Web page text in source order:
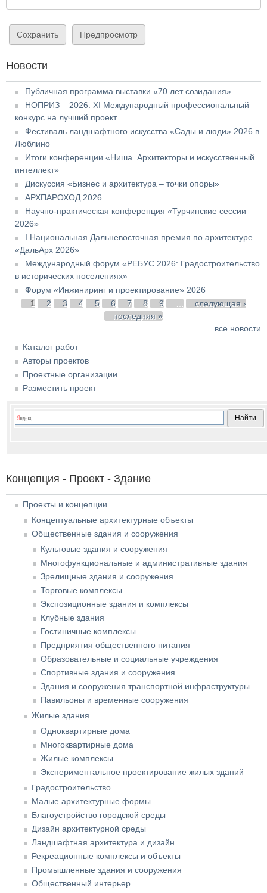
Новости
Публичная программа выставки «70 лет созидания»
НОПРИЗ – 2026: XI Международный профессиональный
конкурс на лучший проект
Фестиваль ландшафтного искусства «Сады и люди» 2026 в
Люблино
Итоги конференции «Ниша. Архитекторы и искусственный
интеллект»
Дискуссия «Бизнес и архитектура – точки опоры»
АРХПАРОХОД 2026
Научно-практическая конференция «Турчинские сессии
2026»
I Национальная Дальневосточная премия по архитектуре
«ДальАрх 2026»
Международный форум «РЕБУС 2026: Градостроительство
в исторических поселениях»
Форум «Инжиниринг и проектирование» 2026
Страницы
1 2 3 4 5 6 7 8 9 …
следующая ›
последняя »
все новости
Каталог работ
Авторы проектов
Проектные организации
Разместить проект
Концепция - Проект - Здание
Проекты и концепции
Концептуальные архитектурные объекты
Общественные здания и сооружения
Культовые здания и сооружения
Многофункциональные и административные здания
Зрелищные здания и сооружения
Торговые комплексы
Экспозиционные здания и комплексы
Клубные здания
Гостиничные комплексы
Предприятия общественного питания
Образовательные и социальные учреждения
Спортивные здания и сооружения
Здания и сооружения транспортной инфраструктуры
Павильоны и временные сооружения
Жилые здания
Одноквартирные дома
Многоквартирные дома
Жилые комплексы
Экспериментальное проектирование жилых зданий
Градостроительство
Малые архитектурные формы
Благоустройство городской среды
Дизайн архитектурной среды
Ландшафтная архитектура и дизайн
Рекреационные комплексы и объекты
Промышленные здания и сооружения
Общественный интерьер